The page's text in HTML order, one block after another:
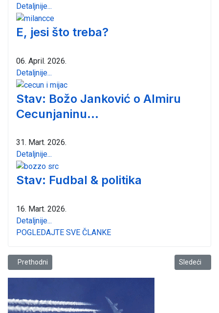
Detaljnije...
E, jesi što treba?
06. April. 2026.
Detaljnije...
Stav: Božo Janković o Almiru
Cecunjaninu...
31. Mart. 2026.
Detaljnije...
Stav: Fudbal & politika
16. Mart. 2026.
Detaljnije...
POGLEDAJTE SVE ČLANKE
Prethodni članak: Grad pikavaca
Prethodni Sledeći
Sledeći